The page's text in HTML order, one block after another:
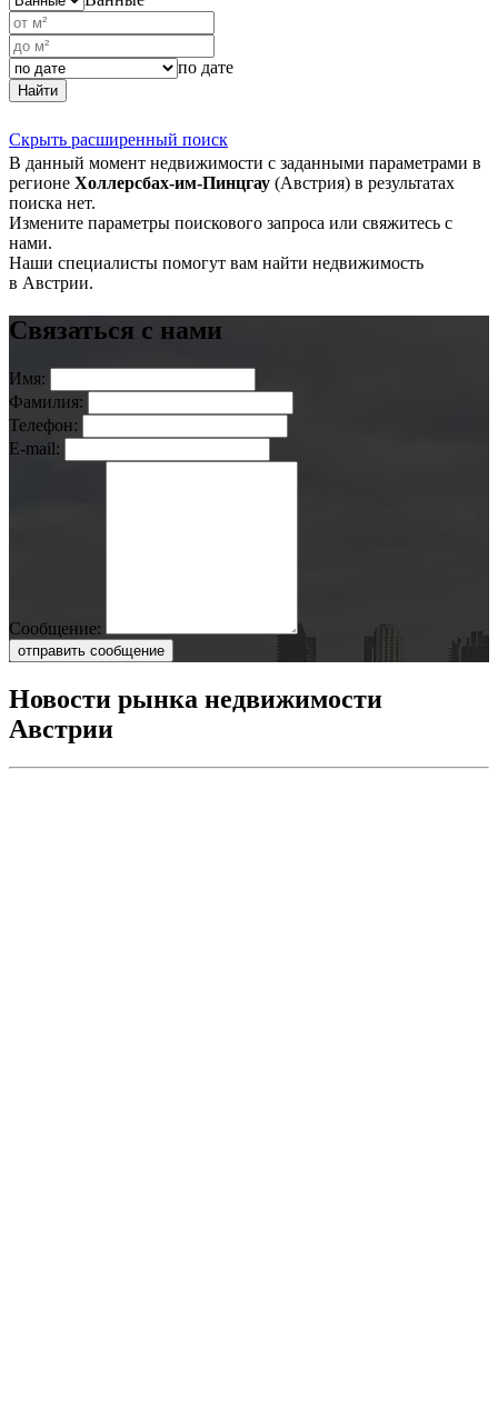
по дате
Найти
Скрыть расширенный поиск
В данный момент недвижимости с заданными параметрами в
регионе Холлерсбах-им-Пинцгау (Австрия) в результатах
поиска нет.
Измените параметры поискового запроса или свяжитесь с
нами.
Наши специалисты помогут вам найти недвижимость
в Австрии.
Связаться с нами
Имя:
Фамилия:
Телефон:
E-mail:
Сообщение:
отправить сообщение
Новости рынка недвижимости
Австрии